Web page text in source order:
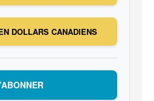
DOLLARS CANADIENS